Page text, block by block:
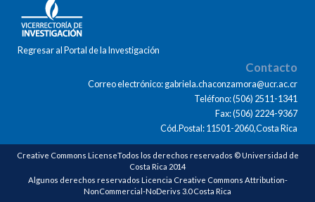
Regresar al Portal de la Investigación
Contacto
Correo electrónico: gabriela.chaconzamora@ucr.ac.cr
Teléfono: (506) 2511-1341
Fax: (506) 2224-9367
Cód.Postal: 11501-2060,Costa Rica
Creative Commons LicenseTodos los derechos reservados © Universidad de
Costa Rica 2014
Algunos derechos reservados Licencia Creative Commons Attribution-
NonCommercial-NoDerivs 3.0 Costa Rica